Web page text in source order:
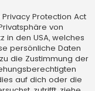
Protection Act
von
in den USA, welches
persönliche Daten
die Zustimmung der
auf dich oder die